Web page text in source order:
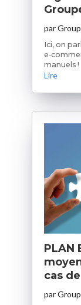
par
Ici, on
manuels !
Lire
PLAN
cas
par